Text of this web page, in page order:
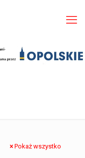
Pokaż wszystko